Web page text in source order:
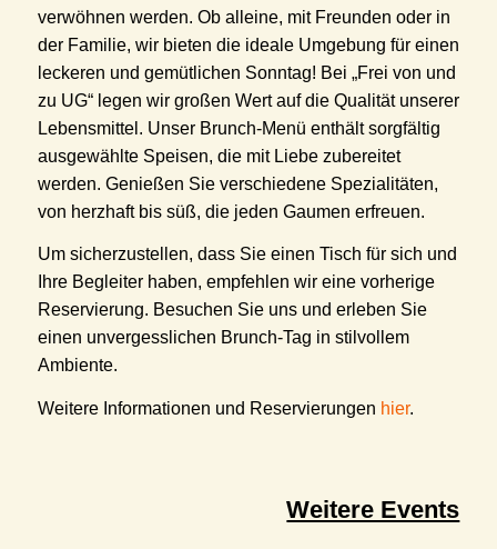
verwöhnen werden. Ob alleine, mit Freunden oder in
der Familie, wir bieten die ideale Umgebung für einen
leckeren und gemütlichen Sonntag! Bei „Frei von und
zu UG“ legen wir großen Wert auf die Qualität unserer
Lebensmittel. Unser Brunch-Menü enthält sorgfältig
ausgewählte Speisen, die mit Liebe zubereitet
werden. Genießen Sie verschiedene Spezialitäten,
von herzhaft bis süß, die jeden Gaumen erfreuen.
Um sicherzustellen, dass Sie einen Tisch für sich und
Ihre Begleiter haben, empfehlen wir eine vorherige
Reservierung. Besuchen Sie uns und erleben Sie
einen unvergesslichen Brunch-Tag in stilvollem
Ambiente.
Weitere Informationen und Reservierungen hier.
Weitere Events